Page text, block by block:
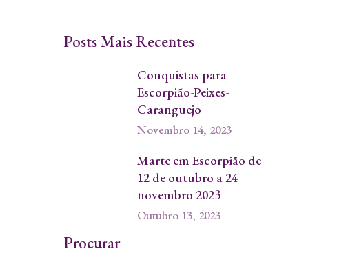
Posts Mais Recentes
Conquistas para
Escorpião-Peixes-
Caranguejo
Novembro 14, 2023
Marte em Escorpião de
12 de outubro a 24
novembro 2023
Outubro 13, 2023
Procurar